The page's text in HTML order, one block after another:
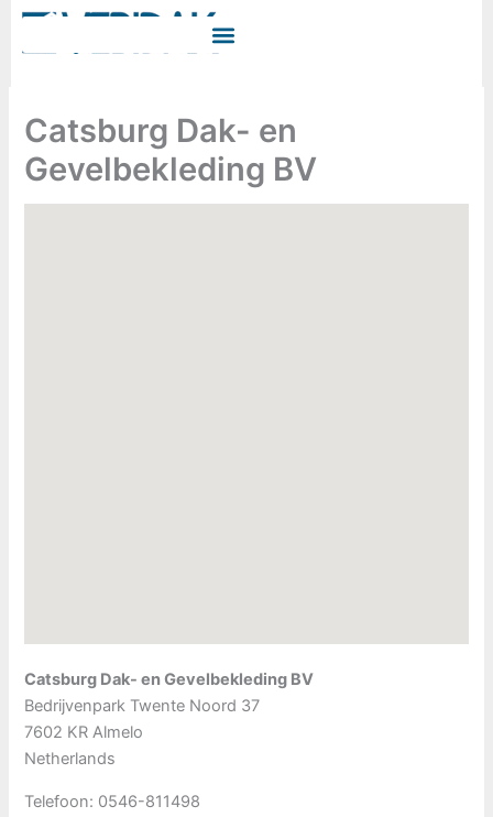
Catsburg Dak- en
Gevelbekleding BV
Catsburg Dak- en Gevelbekleding BV
Bedrijvenpark Twente Noord 37
7602 KRAlmelo
Netherlands
Telefoon: 0546-811498